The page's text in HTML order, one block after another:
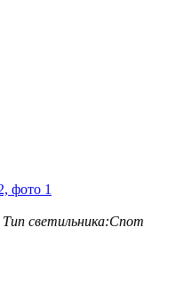
Тип светильника:Спот